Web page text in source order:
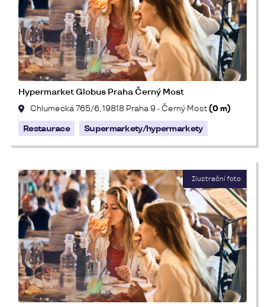
Hypermarket Globus Praha Černý Most
Chlumecká 765/6, 19818 Praha 9 - Černý Most(0 m)
Restaurace Supermarkety/hypermarkety